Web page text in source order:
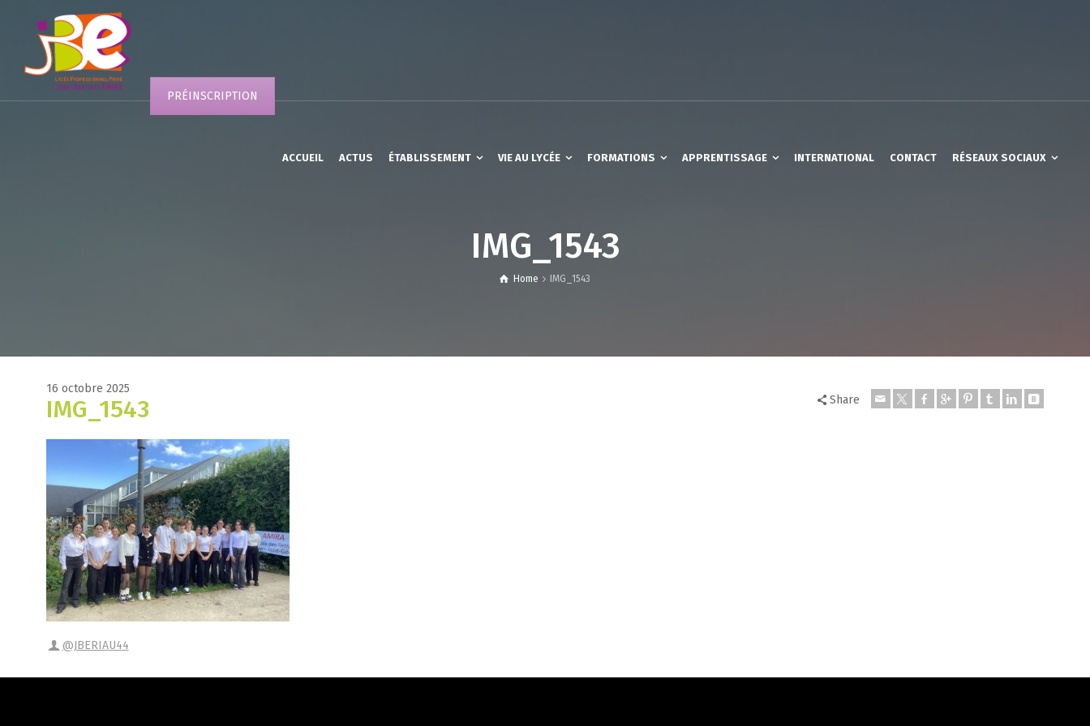
PRÉINSCRIPTION
ACCUEIL ACTUS ÉTABLISSEMENT VIE AU LYCÉE FORMATIONS APPRENTISSAGE INTERNATIONAL CONTACT RÉSEAUX SOCIAUX
IMG_1543
Home IMG_1543
16 octobre 2025
IMG_1543 Share
@JBERIAU44